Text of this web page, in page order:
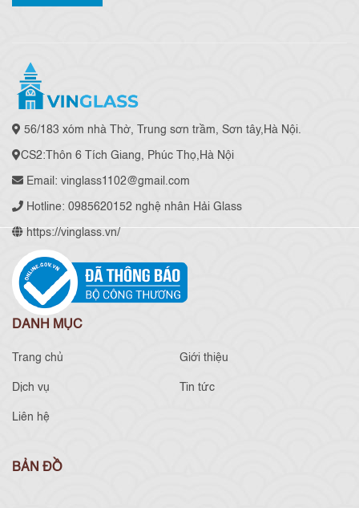
56/183 xóm nhà Thờ, Trung sơn trầm, Sơn tây,Hà Nội.
CS2:Thôn 6 Tích Giang, Phúc Thọ,Hà Nội
Email: vinglass1102@gmail.com
Hotline: 0985620152 nghệ nhân Hải Glass
https://vinglass.vn/
DANH MỤC
Trang chủ Giới thiệu
Dịch vụ Tin tức
Liên hệ
BẢN ĐỒ